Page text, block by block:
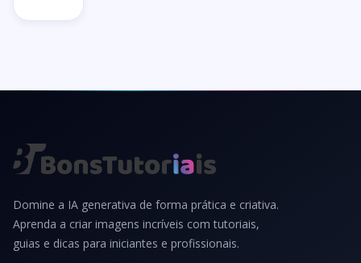
Domine a IA generativa de forma prática e criativa.
Aprenda a criar imagens incríveis com tutoriais,
guias e dicas para iniciantes e profissionais.